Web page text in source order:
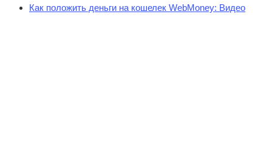
Как положить деньги на кошелек WebMoney: Видео